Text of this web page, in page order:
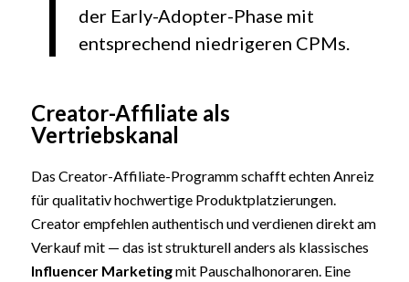
der Early-Adopter-Phase mit
entsprechend niedrigeren CPMs.
Creator-Affiliate als
Vertriebskanal
Das Creator-Affiliate-Programm schafft echten Anreiz
für qualitativ hochwertige Produktplatzierungen.
Creator empfehlen authentisch und verdienen direkt am
Verkauf mit — das ist strukturell anders als klassisches
Influencer Marketingmit Pauschalhonoraren. Eine